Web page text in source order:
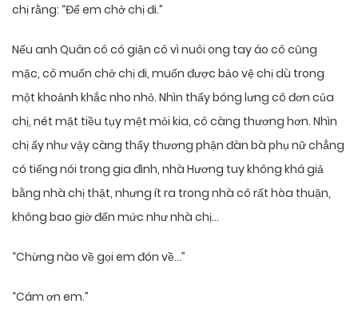
chị rằng: “Để em chở chị đi.”
Nếu anh Quân cô có giận cô vì nuôi ong tay áo cô cũng
mặc, cô muốn chở chị đi, muốn được bảo vệ chị dù trong
một khoảnh khắc nho nhỏ. Nhìn thấy bóng lưng cô đơn của
chị, nét mặt tiều tụy mệt mỏi kia, cô càng thương hơn. Nhìn
chị ấy như vậy càng thấy thương phận đàn bà phụ nữ chẳng
có tiếng nói trong gia đình, nhà Hương tuy không khá giả
bằng nhà chị thật, nhưng ít ra trong nhà cô rất hòa thuận,
không bao giờ đến mức như nhà chị…
“Chừng nào về gọi em đón về…”
“Cám ơn em.”